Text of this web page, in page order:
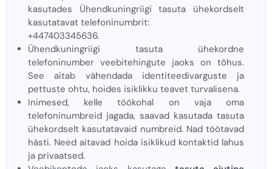
kasutades Ühendkuningriigi tasuta ühekordselt
kasutatavat telefoninumbrit:
+447403345636.
Ühendkuningriigi tasuta ühekordne
telefoninumber veebitehingute jaoks on tõhus.
See aitab vähendada identiteedivarguste ja
pettuste ohtu, hoides isiklikku teavet turvalisena.
Inimesed, kelle töökohal on vaja oma
telefoninumbreid jagada, saavad kasutada tasuta
ühekordselt kasutatavaid numbreid. Nad töötavad
hästi. Need aitavad hoida isiklikud kontaktid lahus
ja privaatsed.